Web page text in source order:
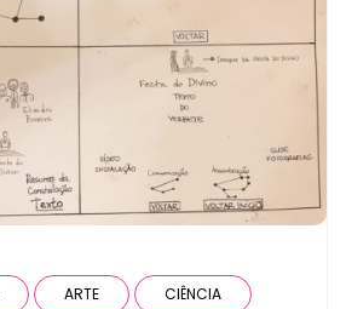
ARTE CIÊNCIA